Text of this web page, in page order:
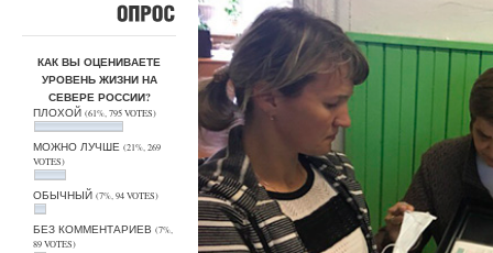
КАК ВЫ ОЦЕНИВАЕТЕ
УРОВЕНЬ ЖИЗНИ НА
СЕВЕРЕ РОССИИ?
ПЛОХОЙ (61%, 795 VOTES)
МОЖНО ЛУЧШЕ (21%, 269
VOTES)
ОБЫЧНЫЙ (7%, 94 VOTES)
БЕЗ КОММЕНТАРИЕВ (7%,
89 VOTES)